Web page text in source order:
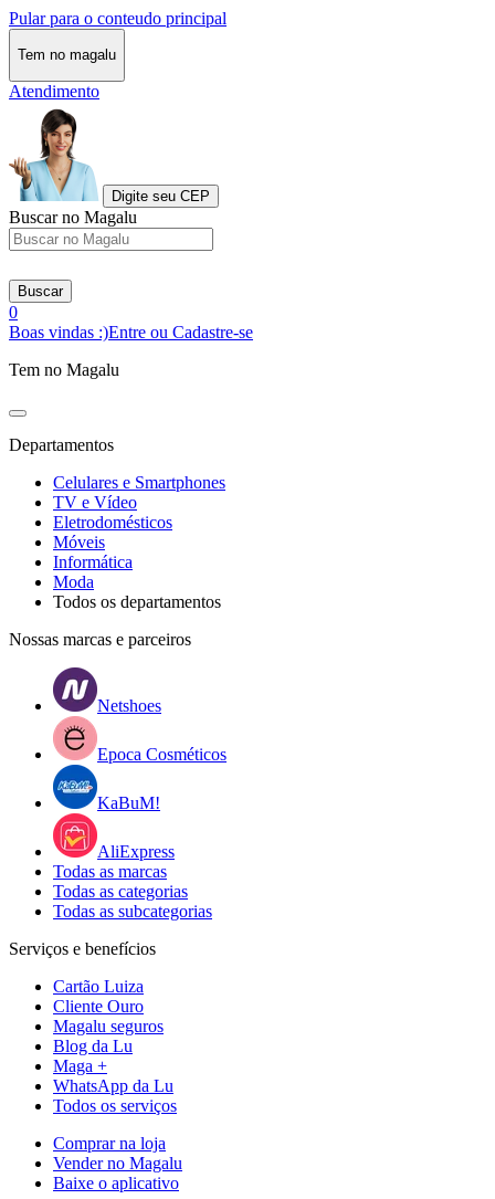
Pular para o conteudo principal
Tem no magalu
Atendimento
Digite seu CEP
Buscar no Magalu
Buscar
0
Boas vindas :)Entre ou Cadastre-se
Tem no Magalu
Departamentos
Celulares e Smartphones
TV e Vídeo
Eletrodomésticos
Móveis
Informática
Moda
Todos os departamentos
Nossas marcas e parceiros
Netshoes
Epoca Cosméticos
KaBuM!
AliExpress
Todas as marcas
Todas as categorias
Todas as subcategorias
Serviços e benefícios
Cartão Luiza
Cliente Ouro
Magalu seguros
Blog da Lu
Maga +
WhatsApp da Lu
Todos os serviços
Comprar na loja
Vender no Magalu
Baixe o aplicativo